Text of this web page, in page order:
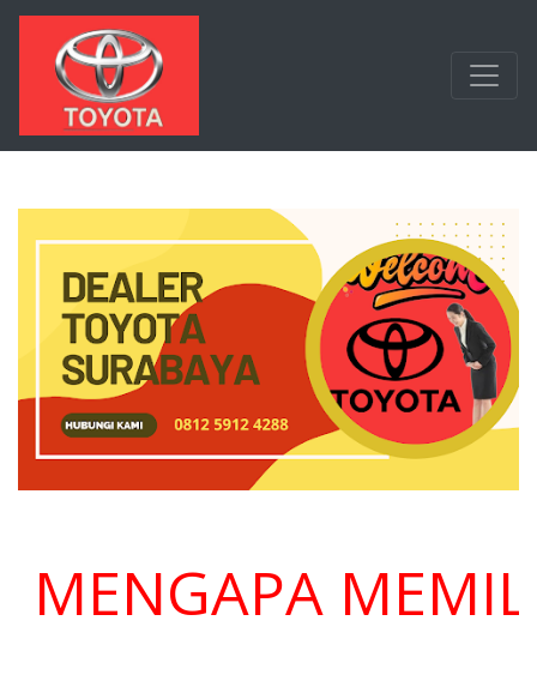
Langsung ke konten utama
MEMILIH